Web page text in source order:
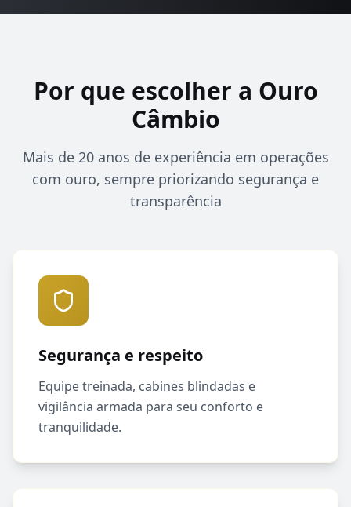
Por que escolher a Ouro
Câmbio
Mais de 20 anos de experiência em operações
com ouro, sempre priorizando segurança e
transparência
Segurança e respeito
Equipe treinada, cabines blindadas e
vigilância armada para seu conforto e
tranquilidade.